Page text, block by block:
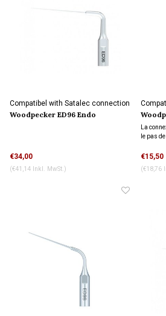
Compatibel with Satalec connection
Woodpecker ED96 Endo
€34,00
(€41,14 Inkl. MwSt.)
La
le pas
€15,50
(€18,76